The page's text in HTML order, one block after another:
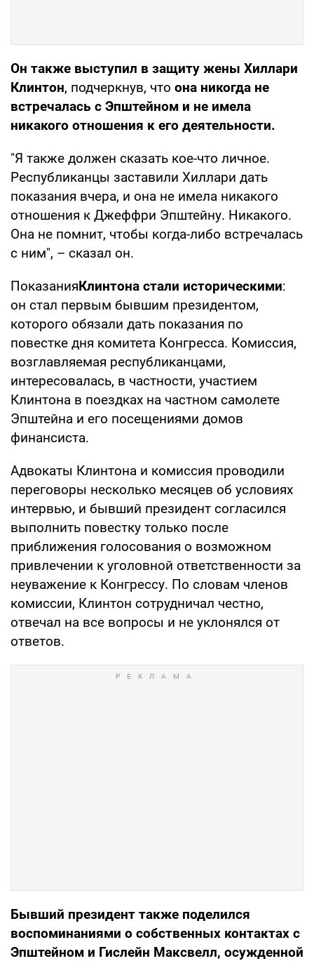
Он также выступил в защиту жены Хиллари
Клинтон, подчеркнув, что она никогда не
встречалась с Эпштейном и не имела
никакого отношения к его деятельности.
"Я также должен сказать кое-что личное.
Республиканцы заставили Хиллари дать
показания вчера, и она не имела никакого
отношения к Джеффри Эпштейну. Никакого.
Она не помнит, чтобы когда-либо встречалась
с ним", – сказал он.
ПоказанияКлинтона стали историческими:
он стал первым бывшим президентом,
которого обязали дать показания по
повестке дня комитета Конгресса. Комиссия,
возглавляемая республиканцами,
интересовалась, в частности, участием
Клинтона в поездках на частном самолете
Эпштейна и его посещениями домов
финансиста.
Адвокаты Клинтона и комиссия проводили
переговоры несколько месяцев об условиях
интервью, и бывший президент согласился
выполнить повестку только после
приближения голосования о возможном
привлечении к уголовной ответственности за
неуважение к Конгрессу. По словам членов
комиссии, Клинтон сотрудничал честно,
отвечал на все вопросы и не уклонялся от
ответов.
Бывший президент также поделился
воспоминаниями о собственных контактах с
Эпштейном и Гислейн Максвелл, осужденной